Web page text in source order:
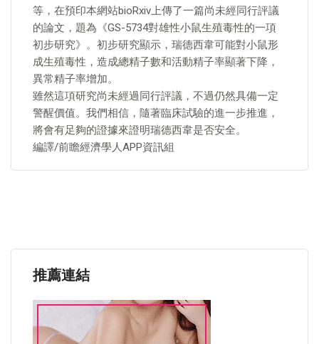
等，在預印本網站bioRxiv上傳了一篇尚未經同行評議
的論文，題為《GS-5734對雄性小鼠生殖毒性的一項
初步研究》。初步研究顯示，瑞德西韋可能對小鼠形
成生殖毒性，造成總精子數和活動精子率顯著下降，
異常精子率增加。
雖然這項研究尚未經過同行評議，不過仍然具備一定
警醒價值。我們相信，隨著臨床試驗的進一步推進，
將會有足夠的證據來證明瑞德西韋是否安全。
編譯/前瞻經濟學人APP資訊組
推薦連結